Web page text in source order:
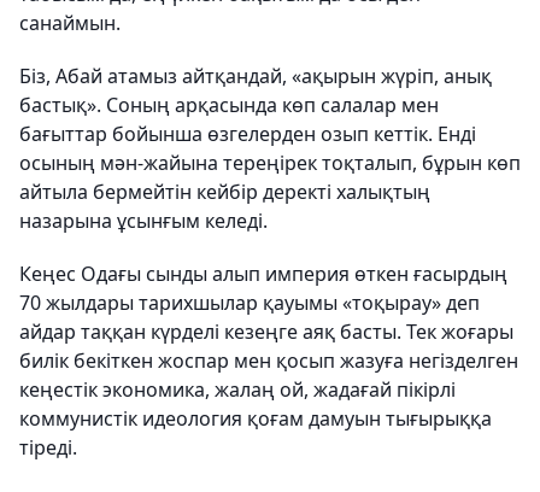
санаймын.
Біз, Абай атамыз айтқандай, «ақырын жүріп, анық
бастық». Соның арқасында көп салалар мен
бағыттар бойынша өзгелерден озып кеттік. Енді
осының мән-жайына тереңірек тоқталып, бұрын көп
айтыла бермейтін кейбір деректі халықтың
назарына ұсынғым келеді.
Кеңес Одағы сынды алып империя өткен ғасырдың
70 жылдары тарихшылар қауымы «тоқырау» деп
айдар таққан күрделі кезеңге аяқ басты. Тек жоғары
билік бекіткен жоспар мен қосып жазуға негізделген
кеңестік экономика, жалаң ой, жадағай пікірлі
коммунистік идеология қоғам дамуын тығырыққа
тіреді.